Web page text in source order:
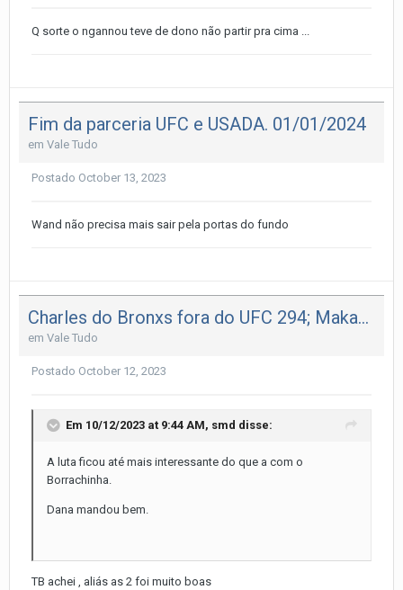
Q sorte o ngannou teve de dono não partir pra cima ...
Fim da parceria UFC e USADA. 01/01/2024
em Vale Tudo
Postado October 13, 2023
Wand não precisa mais sair pela portas do fundo
Charles do Bronxs fora do UFC 294; Makachev vs Volkanovski é o novo Main Event.
em Vale Tudo
Postado October 12, 2023
Em 10/12/2023 at 9:44 AM, smd disse:
A luta ficou até mais interessante do que a com o
Borrachinha.
Dana mandou bem.
TB achei , aliás as 2 foi muito boas